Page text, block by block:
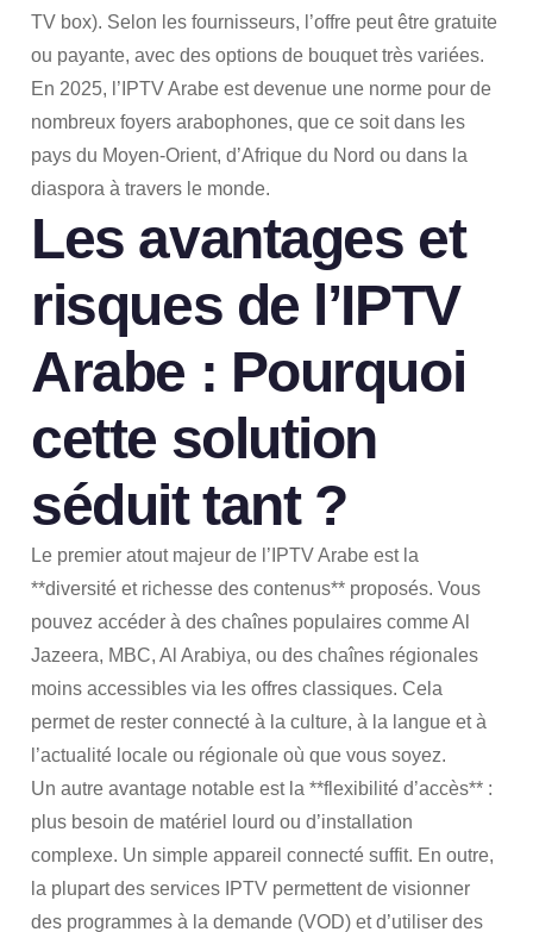
TV box). Selon les fournisseurs, l’offre peut être gratuite
ou payante, avec des options de bouquet très variées.
En 2025, l’IPTV Arabe est devenue une norme pour de
nombreux foyers arabophones, que ce soit dans les
pays du Moyen-Orient, d’Afrique du Nord ou dans la
diaspora à travers le monde.
Les avantages et
risques de l’IPTV
Arabe : Pourquoi
cette solution
séduit tant ?
Le premier atout majeur de l’IPTV Arabe est la
**diversité et richesse des contenus** proposés. Vous
pouvez accéder à des chaînes populaires comme Al
Jazeera, MBC, Al Arabiya, ou des chaînes régionales
moins accessibles via les offres classiques. Cela
permet de rester connecté à la culture, à la langue et à
l’actualité locale ou régionale où que vous soyez.
Un autre avantage notable est la **flexibilité d’accès** :
plus besoin de matériel lourd ou d’installation
complexe. Un simple appareil connecté suffit. En outre,
la plupart des services IPTV permettent de visionner
des programmes à la demande (VOD) et d’utiliser des